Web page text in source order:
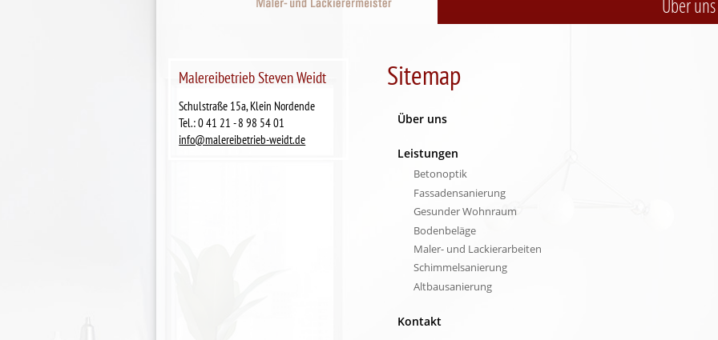
Über uns
Sitemap
Über uns
Leistungen
Betonoptik
Fassadensanierung
Gesunder Wohnraum
Bodenbeläge
Maler- und Lackierarbeiten
Schimmelsanierung
Altbausanierung
Kontakt
Malereibetrieb Steven Weidt
Schulstraße 15a, Klein Nordende
Tel.: 0 41 21 - 8 98 54 01
info@malereibetrieb-weidt.de